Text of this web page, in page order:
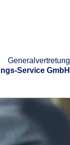
Generalvertretung
Service GmbH